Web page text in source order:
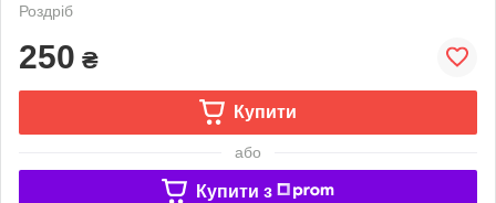
Роздріб
250 ₴
Купити
або
Купити з